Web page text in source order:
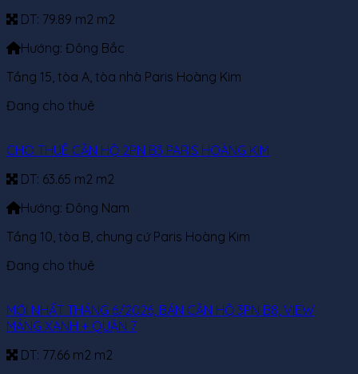
DT: 79.89 m2 m2
Hướng: Đông Bắc
Tầng 15, tòa A, tòa nhà Paris Hoàng Kim
Đang cho thuê
CHO THUÊ CĂN HỘ 2PN B3 PARIS HOÀNG KIM
DT: 63.65 m2 m2
Hướng: Đông Nam
Tầng 10, tòa B, chung cứ Paris Hoàng Kim
Đang cho thuê
MỚI NHẤT THÁNG 6/2026, BÁN CĂN HỘ 3PN B8, VIEW
MẢNG XANH + QUẬN 7
DT: 77.66 m2 m2